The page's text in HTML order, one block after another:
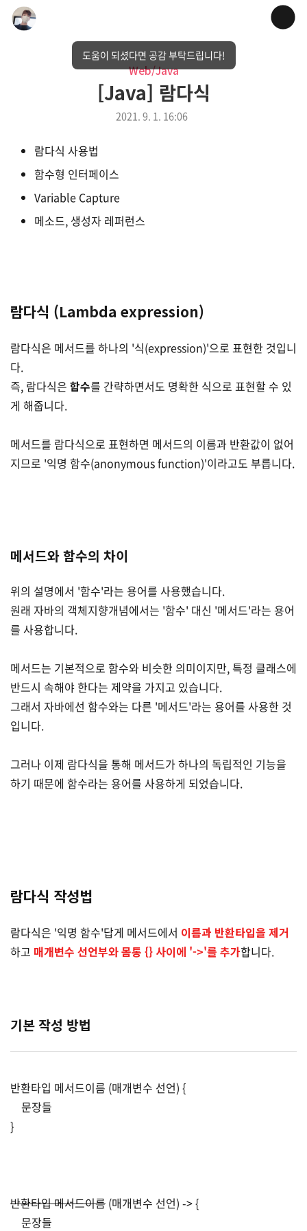
Web/Java
[Java] 람다식
2021. 9. 1. 16:06
람다식 사용법
함수형 인터페이스
Variable Capture
메소드, 생성자 레퍼런스
람다식 (Lambda expression)
람다식은 메서드를 하나의 '식(expression)'으로 표현한 것입니
다.
즉, 람다식은 함수를 간략하면서도 명확한 식으로 표현할 수 있
게 해줍니다.
메서드를 람다식으로 표현하면 메서드의 이름과 반환값이 없어
지므로 '익명 함수(anonymous function)'이라고도 부릅니다.
메서드와 함수의 차이
위의 설명에서 '함수'라는 용어를 사용했습니다.
원래 자바의 객체지향개념에서는 '함수' 대신 '메서드'라는 용어
를 사용합니다.
메서드는 기본적으로 함수와 비슷한 의미이지만, 특정 클래스에
반드시 속해야 한다는 제약을 가지고 있습니다.
그래서 자바에선 함수와는 다른 '메서드'라는 용어를 사용한 것
입니다.
그러나 이제 람다식을 통해 메서드가 하나의 독립적인 기능을
하기 때문에 함수라는 용어를 사용하게 되었습니다.
람다식 작성법
람다식은 '익명 함수'답게 메서드에서 이름과 반환타입을 제거
하고 매개변수 선언부와 몸통 {} 사이에 '->'를 추가합니다.
기본 작성 방법
반환타입 메서드이름 (매개변수 선언) {
문장들
}
반환타입 메서드이름 (매개변수 선언) -> {
문장들
도움이 되셨다면 공감 부탁드립니다!